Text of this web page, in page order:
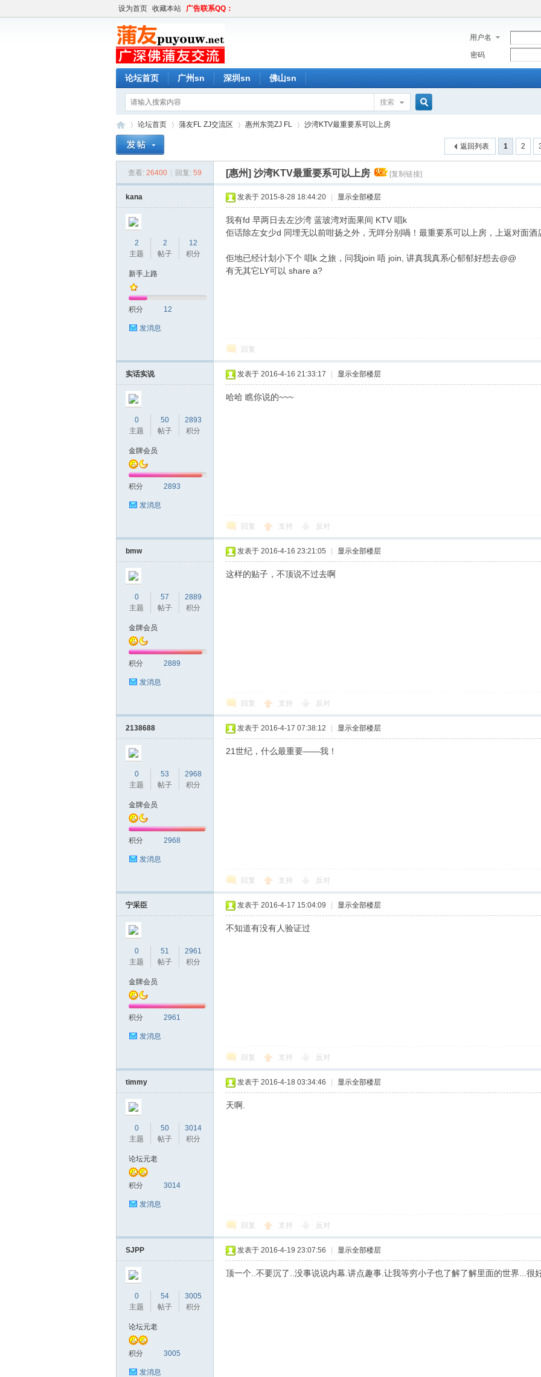
设为首页 收藏本站 广告联系QQ：
用户名
密码
论坛首页 广州sn 深圳sn 佛山sn
搜索
索
论
»
论坛首页 蒲友FL ZJ交流区
›
惠州东莞ZJ FL
›
沙湾KTV最重要系可以上房
1 2
返回列表
查看: 26400 回复: 59 [惠州] 沙湾KTV最重要系可以上房 [复制链接]
kana
2
主题
2
帖子
12
积分
新手上路
积分 12
发消息
发表于 2015-8-28 18:44:20 显示全部楼层
我有fd 早两日去左沙湾 蓝玻湾对面果间 KTV 唱k
佢话除左女少d 同埋无以前咁扬之外，无咩分别喎！最重要系可以上房，上返对面酒
佢地已经计划小下个 唱k 之旅，问我join 唔 join, 讲真我真系心郁郁好想去@@
有无其它LY可以 share a?
回复
实话实说
0
主题
50
帖子
2893
积分
金牌会员
积分 2893
发消息
发表于 2016-4-16 21:33:17 显示全部楼层
哈哈 瞧你说的~~~
回复 支持 反对
bmw
0
主题
57
帖子
2889
积分
金牌会员
积分 2889
发消息
发表于 2016-4-16 23:21:05 显示全部楼层
这样的贴子，不顶说不过去啊
回复 支持 反对
2138688
0
主题
53
帖子
2968
积分
金牌会员
积分 2968
发消息
发表于 2016-4-17 07:38:12 显示全部楼层
21世纪，什么最重要——我！
回复 支持 反对
宁采臣
0
主题
51
帖子
2961
积分
金牌会员
积分 2961
发消息
发表于 2016-4-17 15:04:09 显示全部楼层
不知道有没有人验证过
回复 支持 反对
timmy
0
主题
50
帖子
3014
积分
论坛元老
积分 3014
发消息
发表于 2016-4-18 03:34:46 显示全部楼层
天啊.
回复 支持 反对
SJPP
0
主题
54
帖子
3005
积分
论坛元老
积分 3005
发消息
发表于 2016-4-19 23:07:56 显示全部楼层
顶一个..不要沉了..没事说说内幕.讲点趣事.让我等穷小子也了解了解里面的世界...